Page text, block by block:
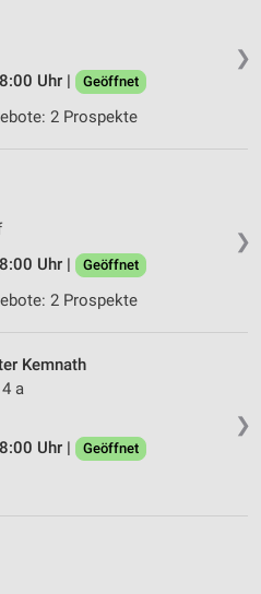
❯
Uhr |
Geöffnet
2 Prospekte
❯
Uhr |
Geöffnet
2 Prospekte
❯
Kemnath
a
Uhr |
Geöffnet